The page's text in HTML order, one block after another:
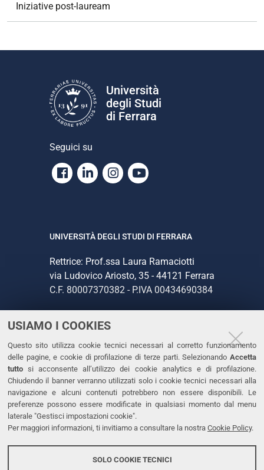
USIAMO I COOKIES
Questo sito utilizza cookie tecnici necessari al corretto funzionamento
delle pagine, e cookie di profilazione di terze parti. Selezionando Accetta
tutto si acconsente all’utilizzo dei cookie analytics e di profilazione.
Chiudendo il banner verranno utilizzati solo i cookie tecnici necessari alla
navigazione e alcuni contenuti potrebbero non essere disponibili. Le
preferenze possono essere modificate in qualsiasi momento dal menu
laterale "Gestisci impostazioni cookie".
Per maggiori informazioni, ti invitiamo a consultare la nostra Cookie Policy.
SOLO COOKIE TECNICI
Iniziative post-lauream
Università
degli Studi
di Ferrara
Seguici su
Facebook
LinkedinInstagram
Youtube
UNIVERSITÀ DEGLI STUDI DI FERRARA
Rettrice: Prof.ssa Laura Ramaciotti
via Ludovico Ariosto, 35 - 44121 Ferrara
C.F. 80007370382 - P.IVA 00434690384
CONTATTI
Tel. +39 0532 293111
Fax. +39 0532 293031
PEC
LINKS
Dichiarazione di accessibilità